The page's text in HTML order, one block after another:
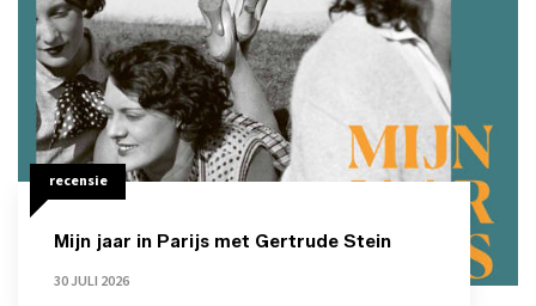
recensie
Mijn jaar in Parijs met Gertrude Stein
30 JULI 2026